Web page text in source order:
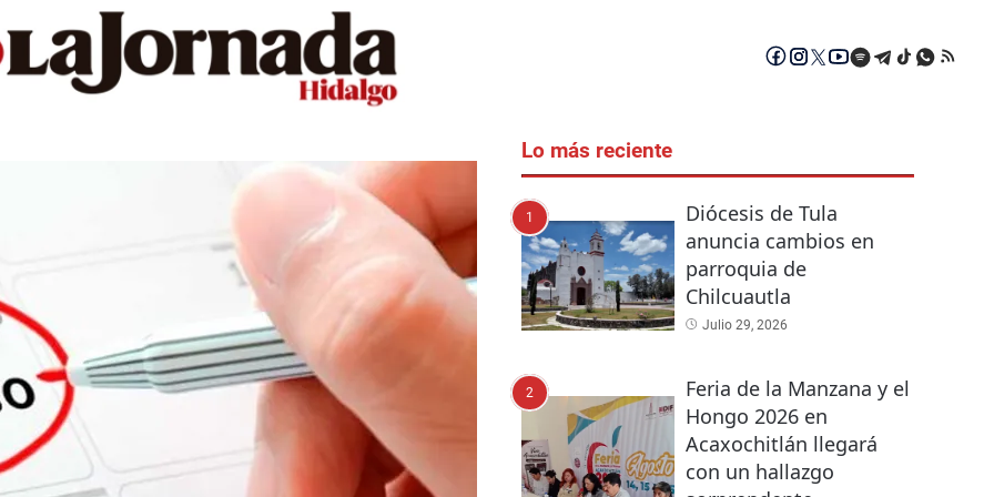
Lo más reciente
1
Diócesis de Tula
anuncia cambios en
parroquia de
Chilcuautla
Julio 29, 2026
2
Feria de la Manzana y el
Hongo 2026 en
Acaxochitlán llegará
con un hallazgo